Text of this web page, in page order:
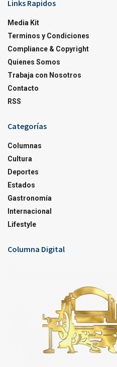
Links Rapidos
Media Kit
Terminos y Condiciones
Compliance & Copyright
Quienes Somos
Trabaja con Nosotros
Contacto
RSS
Categorías
Columnas
Cultura
Deportes
Estados
Gastronomía
Internacional
Lifestyle
Columna Digital